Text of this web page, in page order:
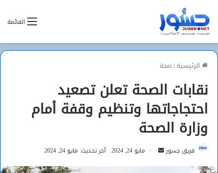
القائمة
الرئيسية/صحة
نقابات الصحة تعلن تصعيد
احتجاجاتها وتنظيم وقفة أمام
وزارة الصحة
فريق جسور
أرسل مايو 24, 2024 آخر تحديث: مايو 24, 2024